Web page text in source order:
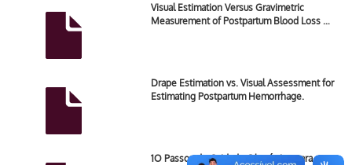
Visual Estimation Versus Gravimetric
Measurement of Postpartum Blood Loss …
Drape Estimation vs. Visual Assessment for
Estimating Postpartum Hemorrhage.
1O Passos do Cuidado Obstétrico para